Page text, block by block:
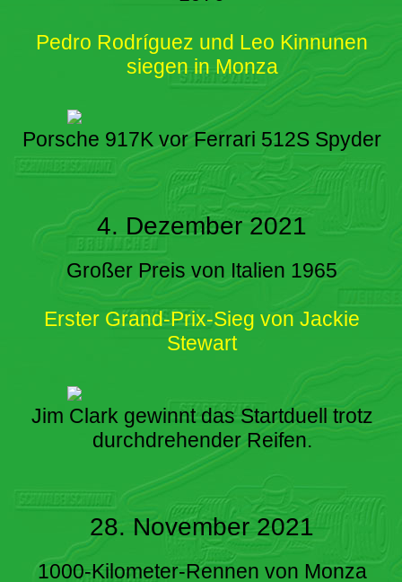
Pedro Rodríguez und Leo Kinnunen
siegen in Monza
Porsche 917K vor Ferrari 512S Spyder
4. Dezember 2021
Großer Preis von Italien 1965
Erster Grand-Prix-Sieg von Jackie
Stewart
Jim Clark gewinnt das Startduell trotz
durchdrehender Reifen.
28. November 2021
1000-Kilometer-Rennen von Monza